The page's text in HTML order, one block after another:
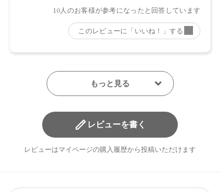
レビューを書く
レビューはマイページの購入履歴から投稿いただけます